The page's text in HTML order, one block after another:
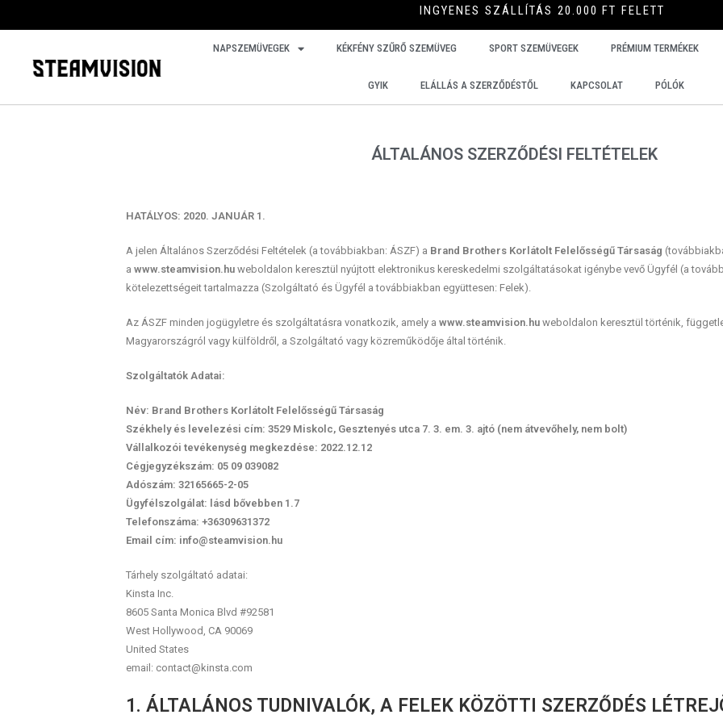
INGYENES SZÁLLÍTÁS 20.000 FT FELETT
NAPSZEMÜVEGEK KÉKFÉNY SZŰRŐ SZEMÜVEG SPORT SZEMÜVEGEK PRÉMIUM TERMÉKEK
GYIK ELÁLLÁS A SZERZŐDÉSTŐL KAPCSOLAT PÓLÓK
ÁLTALÁNOS SZERZŐDÉSI FELTÉTELEK
HATÁLYOS: 2020. JANUÁR 1.
A jelen Általános Szerződési Feltételek (a továbbiakban: ÁSZF) a Brand Brothers Korlátolt Felelősségű Társaság
a www.steamvision.hu weboldalon keresztül nyújtott elektronikus kereskedelmi szolgáltatásokat igénybe vevő Ügyfél (a
kötelezettségeit tartalmazza (Szolgáltató és Ügyfél a továbbiakban együttesen: Felek).
Az ÁSZF minden jogügyletre és szolgáltatásra vonatkozik, amely a www.steamvision.huweboldalon keresztül történik,
Magyarországról vagy külföldről, a Szolgáltató vagy közreműködője által történik.
Szolgáltatók Adatai:
Név: Brand Brothers Korlátolt Felelősségű Társaság
Székhely és levelezési cím: 3529 Miskolc, Gesztenyés utca 7. 3. em. 3. ajtó (nem átvevőhely, nem bolt)
Vállalkozói tevékenység megkezdése: 2022.12.12
Cégjegyzékszám: 05 09 039082
Adószám: 32165665-2-05
Ügyfélszolgálat: lásd bővebben 1.7
Telefonszáma: +36309631372
Email cím: info@steamvision.hu
Tárhely szolgáltató adatai:
Kinsta Inc.
8605 Santa Monica Blvd #92581
West Hollywood, CA 90069
United States
email: contact@kinsta.com
1. ÁLTALÁNOS TUDNIVALÓK, A FELEK KÖZÖTTI SZERZŐDÉS